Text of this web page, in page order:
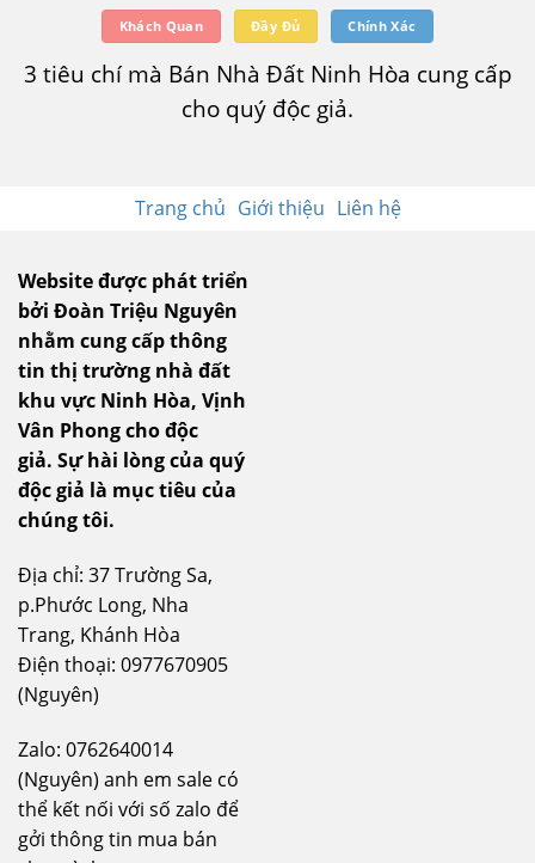
Khách Quan Đầy Đủ Chính Xác
3 tiêu chí mà Bán Nhà Đất Ninh Hòa cung cấp
cho quý độc giả.
Trang chủ Giới thiệu Liên hệ
Website được phát triển
bởi Đoàn Triệu Nguyên
nhằm cung cấp thông
tin thị trường nhà đất
khu vực Ninh Hòa, Vịnh
Vân Phong cho độc
giả. Sự hài lòng của quý
độc giả là mục tiêu của
chúng tôi.
Địa chỉ: 37 Trường Sa,
p.Phước Long, Nha
Trang, Khánh Hòa
Điện thoại: 0977670905
(Nguyên)
Zalo: 0762640014
(Nguyên) anh em sale có
thể kết nối với số zalo để
gởi thông tin mua bán